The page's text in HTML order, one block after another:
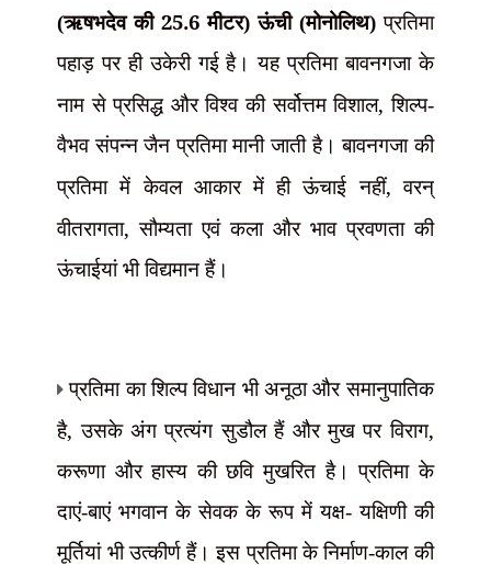
(ऋषभदेव की25.6 मीटर) ऊंची (मोनोलिथ)प्रतिमा
पहाड़ पर ही उकेरी गई है। यह प्रतिमा बावनगजा के
नाम से प्रसिद्ध और विश्व की सर्वोत्तम विशाल,शिल्प-
वैभव संपन्न जैन प्रतिमा मानी जाती है। बावनगजा की
प्रतिमा में केवल आकार में ही ऊंचाई नहीं,वरन्
वीतरागता,सौम्यता एवं कला और भाव प्रवणता की
ऊंचाईयां भी विद्यमान हैं।
प्रतिमा का शिल्प विधान भी अनूठा और समानुपातिक
है,उसके अंग प्रत्यंग सुडौल हैं और मुख पर विराग,
करूणा और हास्य की छवि मुखरित है। प्रतिमा के
दाएं-बाएं भगवान के सेवक के रूप में यक्ष- यक्षिणी की
मूर्तियां भी उत्कीर्ण हैं। इस प्रतिमा के निर्माण-काल की